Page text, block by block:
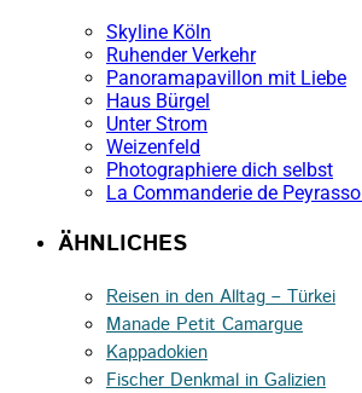
Skyline Köln
Ruhender Verkehr
Panoramapavillon mit Liebe
Haus Bürgel
Unter Strom
Weizenfeld
Photographiere dich selbst
La Commanderie de Peyrassol
ÄHNLICHES
Reisen in den Alltag – Türkei
Manade Petit Camargue
Kappadokien
Fischer Denkmal in Galizien